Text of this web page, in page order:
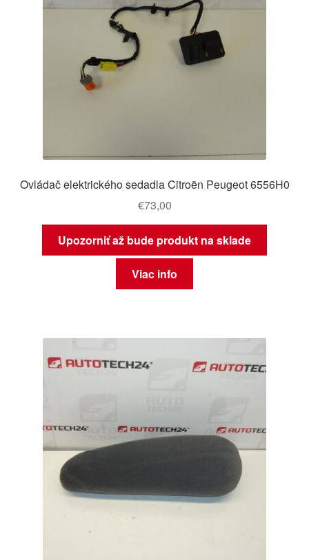
Ovládač elektrického sedadla Citroën Peugeot 6556H0
€73,00
Upozorniť až bude produkt na sklade
Viac info